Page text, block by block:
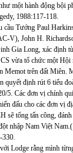
một hành động bội
1988:117-118.
cầu Tướng Paul
V), John H.
Gia Long, xác định
vừa tổ chức một Hội
Memot trên đất Miên.
quyết định rút 6 tiểu
5. Các đơn vị chính
đấu cho các đơn vị
sẽ tổng tấn công,
nhập Nam Việt
330.
Lodge rằng mình